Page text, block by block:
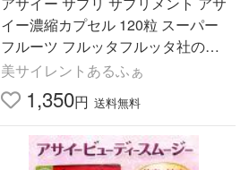
イー濃縮カプセル 120粒 スーパー
フルーツ フルッタフルッタ社のア
サイー使用 (メール便対象品)
美サイレントあるふぁ
1,350円 送料無料